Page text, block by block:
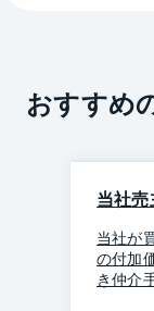
おすすめ
当社
当社が
の付加
き仲介